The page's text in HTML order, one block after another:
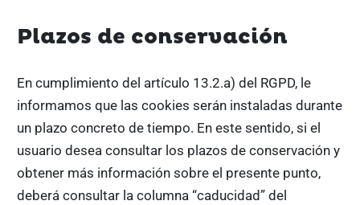
Plazos de conservación
En cumplimiento del artículo 13.2.a) del RGPD, le
informamos que las cookies serán instaladas durante
un plazo concreto de tiempo. En este sentido, si el
usuario desea consultar los plazos de conservación y
obtener más información sobre el presente punto,
deberá consultar la columna “caducidad” del